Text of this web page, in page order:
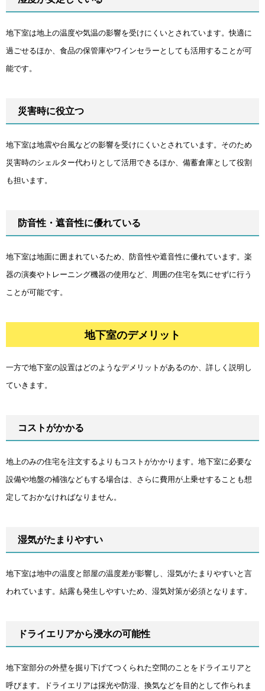
地下室は地上の温度や気温の影響を受けにくいとされています。快適に
過ごせるほか、食品の保管庫やワインセラーとしても活用することが可
能です。
災害時に役立つ
地下室は地震や台風などの影響を受けにくいとされています。そのため
災害時のシェルター代わりとして活用できるほか、備蓄倉庫として役割
も担います。
防音性・遮音性に優れている
地下室は地面に囲まれているため、防音性や遮音性に優れています。楽
器の演奏やトレーニング機器の使用など、周囲の住宅を気にせずに行う
ことが可能です。
地下室のデメリット
一方で地下室の設置はどのようなデメリットがあるのか、詳しく説明し
ていきます。
コストがかかる
地上のみの住宅を注文するよりもコストがかかります。地下室に必要な
設備や地盤の補強などもする場合は、さらに費用が上乗せすることも想
定しておかなければなりません。
湿気がたまりやすい
地下室は地中の温度と部屋の温度差が影響し、湿気がたまりやすいと言
われています。結露も発生しやすいため、湿気対策が必須となります。
ドライエリアから浸水の可能性
地下室部分の外壁を掘り下げてつくられた空間のことをドライエリアと
呼びます。ドライエリアは採光や防湿、換気などを目的として作られま